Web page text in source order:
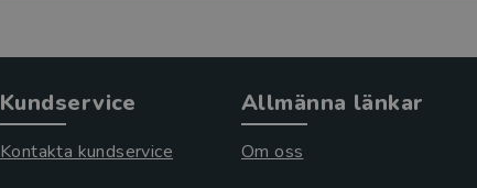
Kundservice
Kontakta kundservice
Allmänna länkar
Om oss